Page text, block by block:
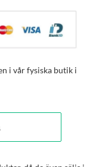
i vår fysiska butik i